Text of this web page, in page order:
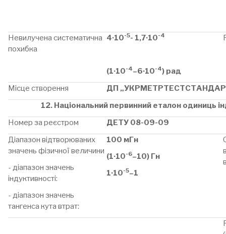
Невилучена систематична
похибка
4·10-5- 1,7·10-4
(1·10-4–6·10-4) рад
Місце створення
ДП
12. Національний первинний еталон одиниць
Номер за реєстром
ДЕТУ 08-09-09
Діапазон відтворюваних
значень фізичної величини
- діапазон значень
індуктивності:
- діапазон значень
тангенса кута втрат:
100 мГн
(1·10-6–10) Гн
1·10-5–1